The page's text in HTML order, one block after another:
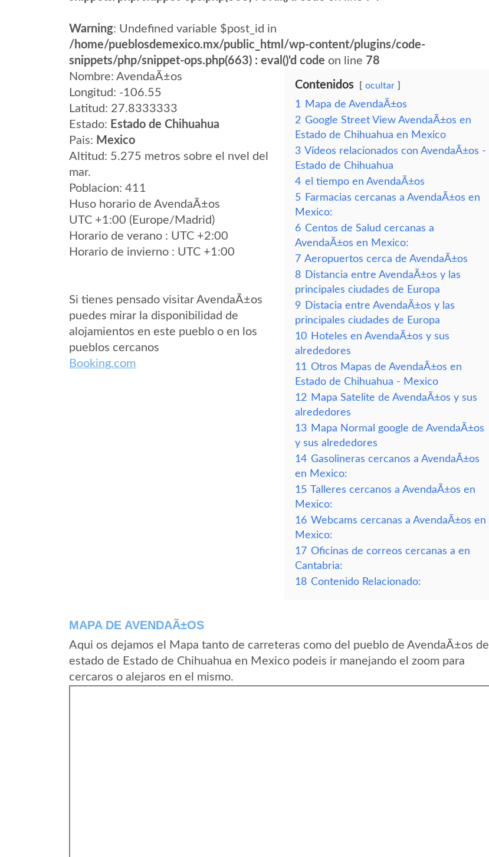
Warning: Undefined variable $post_id in
/home/pueblosdemexico.mx/public_html/wp-content/plugins/code-
snippets/php/snippet-ops.php(663) : eval()'d code on line 78
Nombre: AvendaÃ±os
Longitud: -106.55
Latitud: 27.8333333
Estado: Estado de Chihuahua
Pais: Mexico
Altitud: 5.275 metros sobre el nvel del
mar.
Poblacion: 411
Huso horario de AvendaÃ±os
UTC +1:00 (Europe/Madrid)
Horario de verano : UTC +2:00
Horario de invierno : UTC +1:00
Si tienes pensado visitar AvendaÃ±os
puedes mirar la disponibilidad de
alojamientos en este pueblo o en los
pueblos cercanos
Booking.com
Contenidos ocultar
1
Mapa de AvendaÃ±os
2 Google Street View AvendaÃ±os en
Estado de Chihuahua en Mexico
3 Vídeos relacionados con AvendaÃ±os -
Estado de Chihuahua
4 el tiempo en AvendaÃ±os
5 Farmacias cercanas a AvendaÃ±os en
Mexico:
6 Centos de Salud cercanas a
AvendaÃ±os en Mexico:
7 Aeropuertos cerca de AvendaÃ±os
8 Distancia entre AvendaÃ±os y las
principales ciudades de Europa
9 Distacia entre AvendaÃ±os y las
principales ciudades de Europa
10 Hoteles en AvendaÃ±os y sus
alrededores
11 Otros Mapas de AvendaÃ±os en
Estado de Chihuahua - Mexico
12 Mapa Satelite de AvendaÃ±os y sus
alrededores
13 Mapa Normal google de AvendaÃ±os
y sus alrededores
14 Gasolineras cercanos a AvendaÃ±os
en Mexico:
15 Talleres cercanos a AvendaÃ±os en
Mexico:
16 Webcams cercanas a AvendaÃ±os en
Mexico:
17 Oficinas de correos cercanas a en
Cantabria:
18 Contenido Relacionado:
MAPA DE AVENDAÃ±OS
Aqui os dejamos el Mapa tanto de carreteras como del pueblo de AvendaÃ±os del
estado de Estado de Chihuahua en Mexico podeis ir manejando el zoom para
cercaros o alejaros en el mismo.